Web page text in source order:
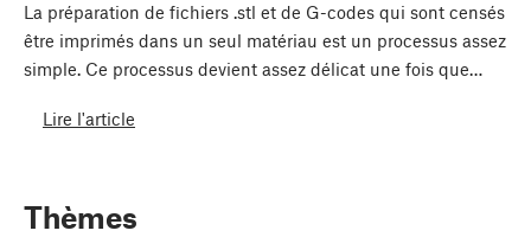
La préparation de fichiers .stl et de G-codes qui sont censés
être imprimés dans un seul matériau est un processus assez
simple. Ce processus devient assez délicat une fois que…
Lire l'article
Thèmes